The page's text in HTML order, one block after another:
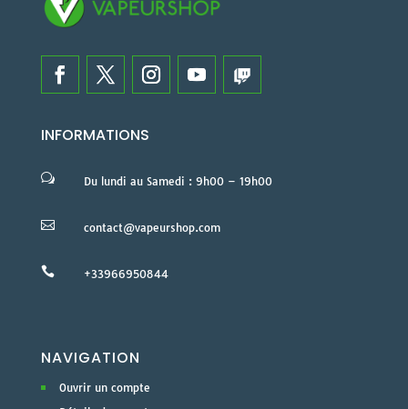
INFORMATIONS
w Du lundi au Samedi : 9h00 – 19h00
 contact@vapeurshop.com
 +33966950844
NAVIGATION
Ouvrir un compte